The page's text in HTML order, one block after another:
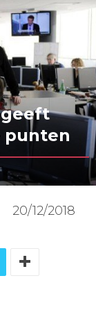
punten
20/12/2018